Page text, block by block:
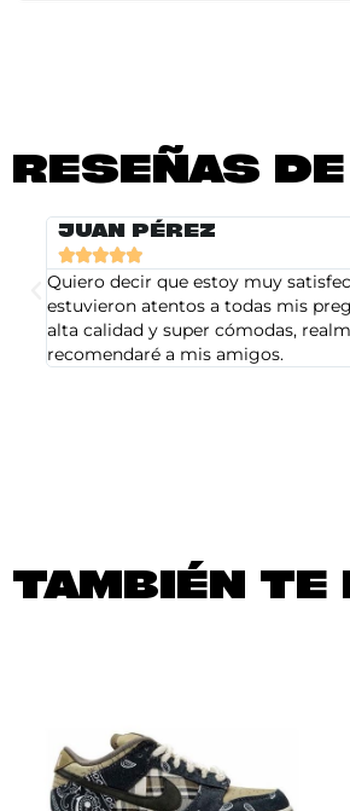
RESEÑAS
JUAN PÉREZ

Quiero decir que estoy muy
estuvieron atentos a todas mis
alta calidad y super cómodas,
recomendaré a mis amigos.
TAMBIÉN TE